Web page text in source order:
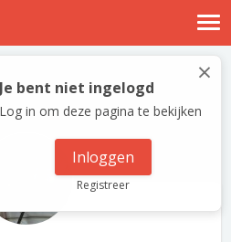
verhalen
Log in
je gratis aan
×
Je bent niet ingelogd
Log in om deze pagina te bekijken
Inloggen
Registreer